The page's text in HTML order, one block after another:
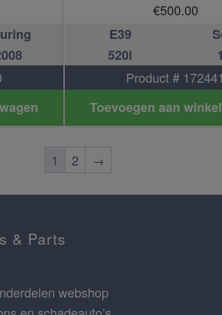
€500.00
E39
520i
Product # 172441
Toevoegen aan
1 2 →
& Parts
webshop